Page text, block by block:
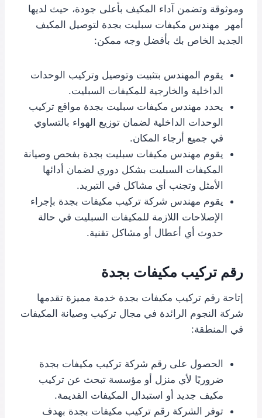
وموثوقة وتضمن آداء المكيف بأعلى جودة، حيث لديها
أمهر مهندس مكيفات سبليت بجدة لتوصيل المكيف
الجديد الخاص بك بأفضل وجه ممكن:
يقوم المهندس بتثبيت وتوصيل وتركيب الوحدات
الداخلية والخارجية للمكيفات السبليت.
يحدد مهندس مكيفات سبليت بجدة مواقع تركيب
الوحدات الداخلية لضمان توزيع الهواء بالتساوي
في جميع أرجاء المكان.
يقوم مهندس مكيفات سبليت بجدة بفحص وصيانة
المكيفات السبليت بشكل دوري لضمان أدائها
الأمثل وتجنب أي مشاكل في التبريد.
يقوم مهندس شركة تركيب مكيفات بجدة بإجراء
الإصلاحات اللازمة للمكيفات السبليت في حالة
حدوث أي أعطال أو مشاكل تقنية.
رقم تركيب مكيفات بجدة
إتاحة رقم تركيب مكيفات بجدة خدمة مميزة تقدمها
شركة النجوم الرائدة في مجال تركيب وصيانة المكيفات
في المنطقة:
الحصول على رقم شركة تركيب مكيفات بجدة
ضروريًا لأي منزل أو مؤسسة تبحث عن تركيب
مكيف جديد أو استبدال المكيفات القديمة.
توفر الشركة رقم تركيب مكيفات بجدة بهدف